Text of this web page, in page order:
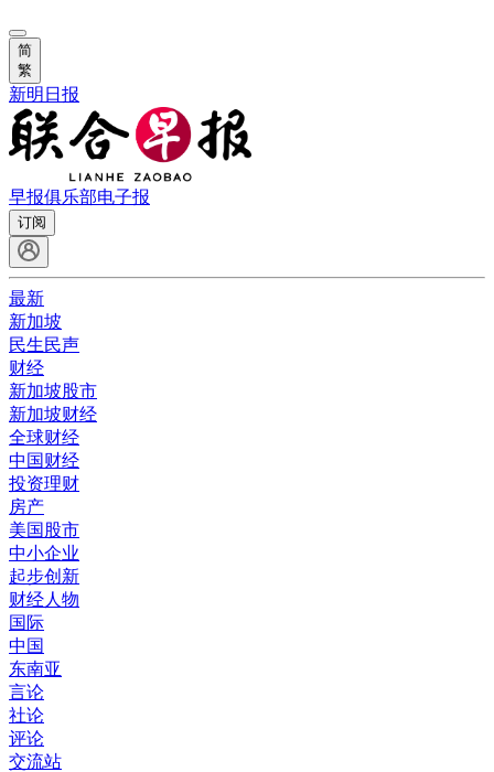
简
繁
新明日报
早报俱乐部电子报
订阅
最新
新加坡
民生民声
财经
新加坡股市
新加坡财经
全球财经
中国财经
投资理财
房产
美国股市
中小企业
起步创新
财经人物
国际
中国
东南亚
言论
社论
评论
交流站